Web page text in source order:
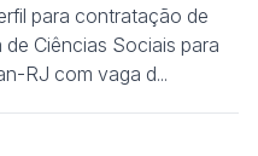
para contratação de
Ciências Sociais para
RJ com vaga d...